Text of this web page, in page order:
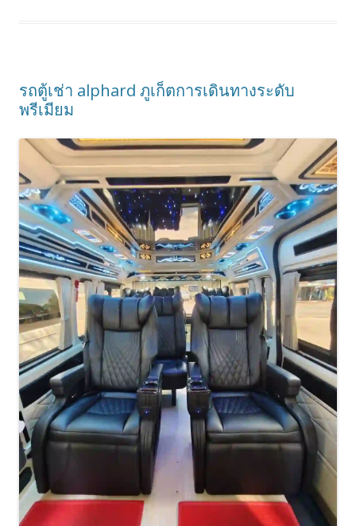
รถตู้เช่า alphard ภูเก็ตการเดินทางระดับ
พรีเมียม